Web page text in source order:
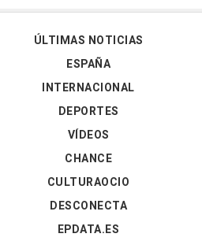
ÚLTIMAS NOTICIAS
ESPAÑA
INTERNACIONAL
DEPORTES
VÍDEOS
CHANCE
CULTURAOCIO
DESCONECTA
EPDATA.ES